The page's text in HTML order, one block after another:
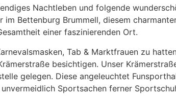
Nachtleben und folgende
Bettenburg Brummell, diesem
einer faszinierenden Ort.
Tab & Marktfrauen zu
besichtigen. Unser
gelegen. Diese angeleuchtet
Sportsachen ferner